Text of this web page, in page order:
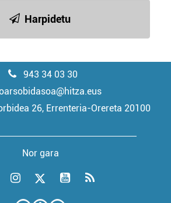
Harpidetu
943 34 03 30
26, Errenteria-Orereta 20100
Nor gara